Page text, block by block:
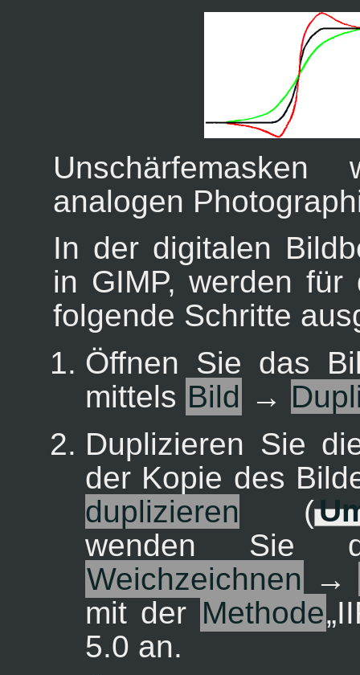
analogen
In der digitalen
in GIMP, werden
folgende Schritte
Öffnen Sie das
mittels Bild →
Duplizieren Sie
der Kopie des
duplizieren (
wenden
Weichzeichnen
→
mit der Methode„
5.0 an.